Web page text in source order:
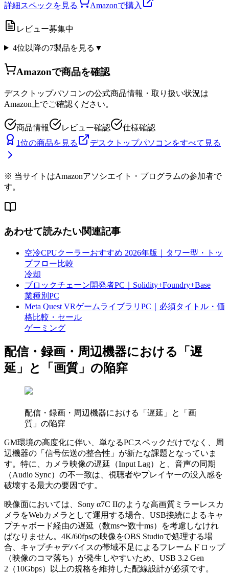
詳細スペックを見る
Amazonで購入
レビュー募集中
4位以降の7製品を見る ▼
Amazonで商品を確認
デスクトップパソコンの公式商品情報・取り扱い状況は
Amazon上でご確認ください。
商品情報 レビュー確認
仕様確認
1位の商品を見る
デスクトップパソコンをすべて見る
※ 当サイトはAmazonアソシエイト・プログラムの参加者で
す。
あわせて読みたい関連記事
空冷CPUクーラーおすすめ 2026年版｜タワー型・トッ
プフロー比較
冷却
ブロックチェーン開発者PC｜Solidity+Foundry+Base
業種別PC
Meta Quest VRゲームライブラリPC｜必須タイトル・価
格比較・セール
ゲーミング
配信・録画・周辺機器における「遅
延」と「画質」の陥穽
配信・録画・周辺機器における「遅延」と「画
質」の陥穽
GM環境の高度化に伴い、単なるPCスペックだけでなく、周
辺機器の「信号伝送の整合性」が新たな課題となっていま
す。特に、カメラ映像の遅延（Input Lag）と、音声の同期
（Audio Sync）の不一致は、視聴者やプレイヤーの没入感を
破壊する最大の要因です。
映像面においては、Sony α7C IIのような高画質ミラーレスカ
メラをWebカメラとして運用する場合、USB接続によるキャ
プチャボード経由の遅延（数ms〜数十ms）を考慮しなけれ
ばなりません。4K/60fpsの映像をOBS Studioで処理する場
合、キャプチャデバイスの帯域不足によるフレームドロップ
（映像のコマ落ち）が発生しやすいため、USB 3.2 Gen
2（10Gbps）以上の規格を維持した配線設計が必須です。